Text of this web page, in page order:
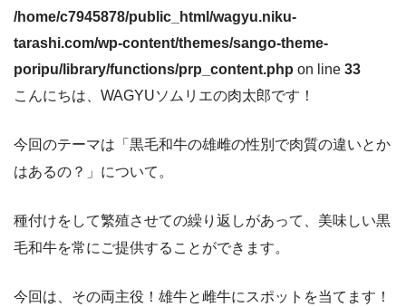
/home/c7945878/public_html/wagyu.niku-
tarashi.com/wp-content/themes/sango-theme-
poripu/library/functions/prp_content.php on line 33
こんにちは、WAGYUソムリエの肉太郎です！
今回のテーマは「黒毛和牛の雄雌の性別で肉質の違いとか
はあるの？」について。
種付けをして繁殖させての繰り返しがあって、美味しい黒
毛和牛を常にご提供することができます。
今回は、その両主役！雄牛と雌牛にスポットを当てます！